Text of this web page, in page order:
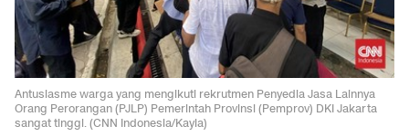
Antusiasme warga yang mengikuti rekrutmen Penyedia Jasa Lainnya
Orang Perorangan (PJLP) Pemerintah Provinsi (Pemprov) DKI Jakarta
sangat tinggi. (CNN Indonesia/Kayla)